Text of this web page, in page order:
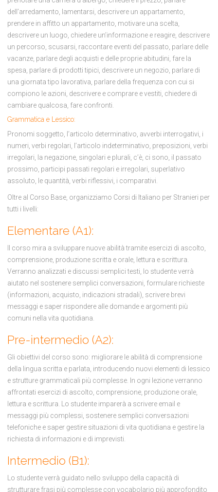
dell’arredamento, lamentarsi, descrivere un appartamento,
prendere in affitto un appartamento, motivare una scelta,
descrivere un luogo, chiedere un’informazione e reagire, descrivere
un percorso, scusarsi, raccontare eventi del passato, parlare delle
vacanze, parlare degli acquisti e delle proprie abitudini, fare la
spesa, parlare di prodotti tipici, descrivere un negozio, parlare di
una giornata tipo lavorativa, parlare della frequenza con cui si
compiono le azioni, descrivere e comprare e vestiti, chiedere di
cambiare qualcosa, fare confronti.
Grammatica e Lessico:
Pronomi soggetto, l’articolo determinativo, avverbi interrogativi, i
numeri, verbi regolari, l’articolo indeterminativo, preposizioni, verbi
irregolari, la negazione, singolari e plurali, c’è, ci sono, il passato
prossimo, participi passati regolari e irregolari, superlativo
assoluto, le quantità, verbi riflessivi, i comparativi.
Oltre al Corso Base, organizziamo Corsi di Italiano per Stranieri per
tutti i livelli:
Elementare (A1):
Il corso mira a sviluppare nuove abilità tramite esercizi di ascolto,
comprensione, produzione scritta e orale, lettura e scrittura.
Verranno analizzati e discussi semplici testi, lo studente verrà
aiutato nel sostenere semplici conversazioni, formulare richieste
(informazioni, acquisto, indicazioni stradali), scrivere brevi
messaggi e saper rispondere alle domande e argomenti più
comuni nella vita quotidiana.
Pre-intermedio (A2):
Gli obiettivi del corso sono: migliorare le abilità di comprensione
della lingua scritta e parlata, introducendo nuovi elementi di lessico
e strutture grammaticali più complesse. In ogni lezione verranno
affrontati esercizi di ascolto, comprensione, produzione orale,
lettura e scrittura. Lo studente imparerà a scrivere email e
messaggi più complessi, sostenere semplici conversazioni
telefoniche e saper gestire situazioni di vita quotidiana e gestire la
richiesta di informazioni e di imprevisti.
Intermedio (B1):
Lo studente verrà guidato nello sviluppo della capacità di
strutturare frasi più complesse con vocabolario più approfondito